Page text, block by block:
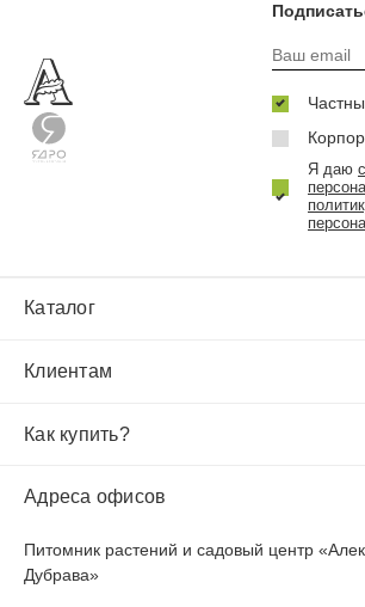
Каталог
Клиентам
Как купить?
Адреса офисов
Питомник растений и садовый центр
Дубрава»
Я даю